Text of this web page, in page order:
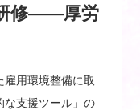
修――厚労
雇用環境整備に取
な支援ツール」の